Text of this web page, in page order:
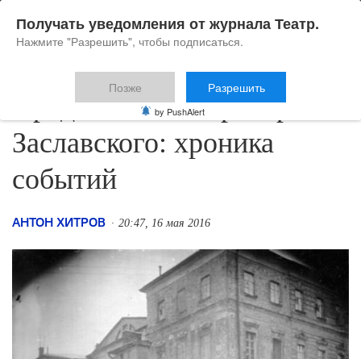
Представление Григория
Заславского: хроника
событий
АНТОН ХИТРОВ 20:47, 16 мая 2016
Получать уведомления от журнала Театр.
Нажмите "Разрешить", чтобы подписаться.
Позже Разрешить
by PushAlert